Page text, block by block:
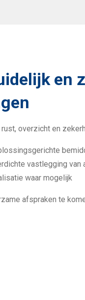
en
overzicht en
vastlegging van
waar mogelijk
afspraken te